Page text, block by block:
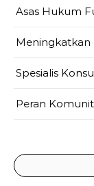
Asas Hukum
Meningkatkan
Spesialis
Peran